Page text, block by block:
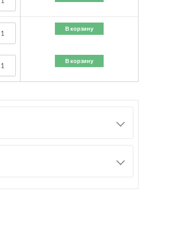
В корзину
В корзину